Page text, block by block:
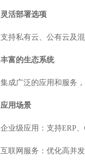
灵活部署选项
支持私有云、公有云及
丰富的生态系统
集成广泛的应用和服务
应用场景
企业级应用：支持ERP
互联网服务：优化高并